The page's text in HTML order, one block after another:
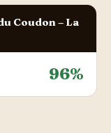
Coudon – La
96%